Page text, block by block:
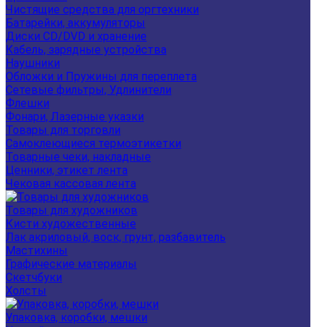
Чистящие средства для оргтехники
Батарейки, аккумуляторы
Диски CD/DVD и хранение
Кабель, зарядные устройства
Наушники
Обложки и Пружины для переплета
Сетевые фильтры, Удлинители
Флешки
Фонари, Лазерные указки
Товары для торговли
Самоклеющиеся термоэтикетки
Товарные чеки, накладные
Ценники, этикет лента
Чековая кассовая лента
Товары для художников
Кисти художественные
Лак акриловый, воск, грунт, разбавитель
Мастихины
Графические материалы
Скетчбуки
Холсты
Упаковка, коробки, мешки